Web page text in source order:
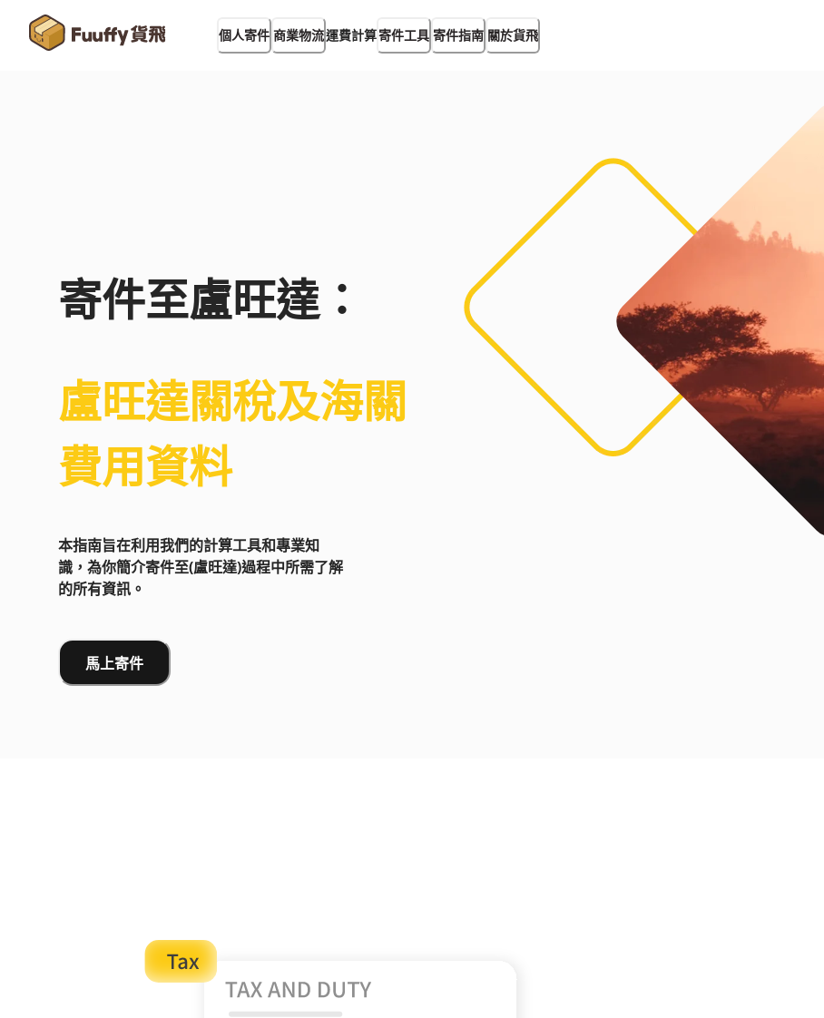
個人寄件 商業物流運費計算寄件工具 寄件指南 關於貨飛
寄件至盧旺達：
盧旺達關稅及海關
費用資料
本指南旨在利用我們的計算工具和專業知
識，為你簡介寄件至(盧旺達)過程中所需了解
的所有資訊。
馬上寄件